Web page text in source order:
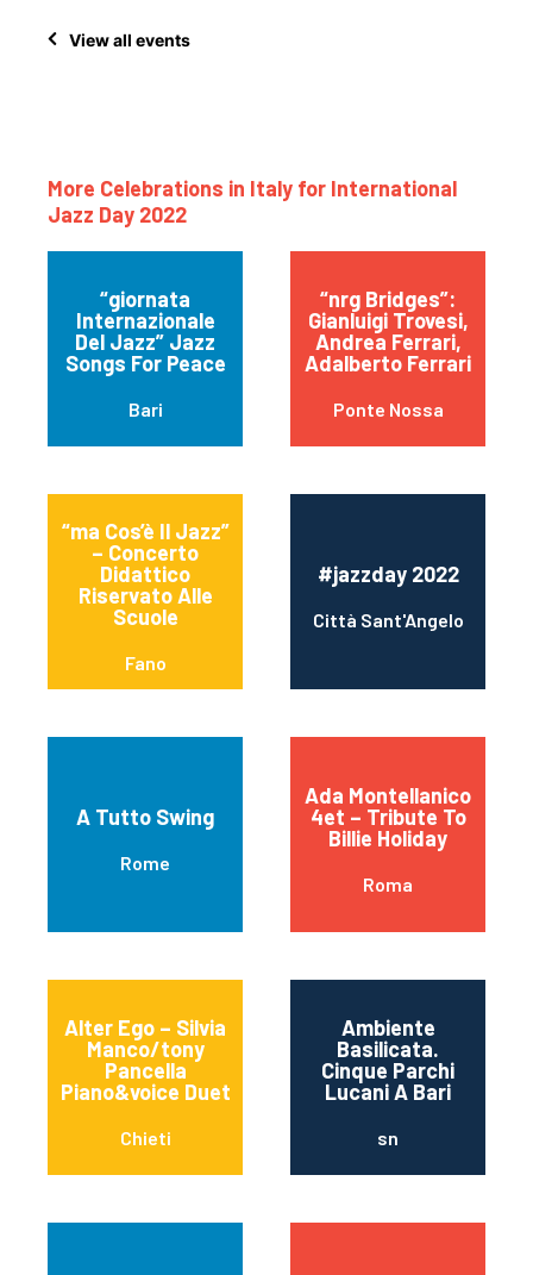
View all events
More Celebrations in Italy for International
Jazz Day 2022
“giornata
Internazionale
Del Jazz” Jazz
Songs For Peace
Bari
“nrg Bridges”:
Gianluigi Trovesi,
Andrea Ferrari,
Adalberto Ferrari
Ponte Nossa
“ma Cos’è Il Jazz”
– Concerto
Didattico
Riservato Alle
Scuole
Fano
#jazzday 2022
Città Sant'Angelo
A Tutto Swing
Rome
Ada Montellanico
4et – Tribute To
Billie Holiday
Roma
Alter Ego – Silvia
Manco/tony
Pancella
Piano&voice Duet
Chieti
Ambiente
Basilicata.
Cinque Parchi
Lucani A Bari
sn